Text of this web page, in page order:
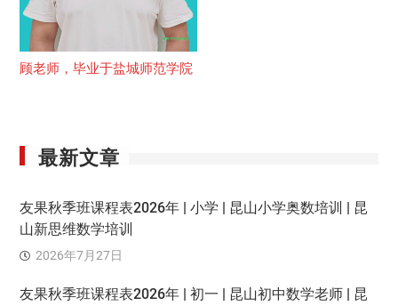
顾老师，毕业于盐城师范学院
最新文章
友果秋季班课程表2026年 | 小学 | 昆山小学奥数培训 | 昆
山新思维数学培训
2026年7月27日
友果秋季班课程表2026年 | 初一 | 昆山初中数学老师 | 昆